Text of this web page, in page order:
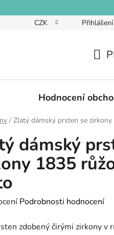
CZK Přihlášení
Hodnocení
/ Zlatý dámský prsten se
dámský
1835
Podrobnosti hodnocení
zdobený čirými zirkony v